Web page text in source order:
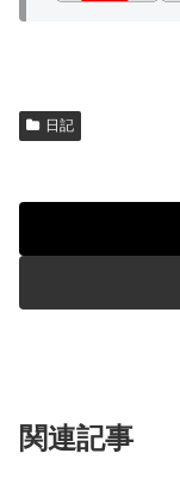
日記
関連記事